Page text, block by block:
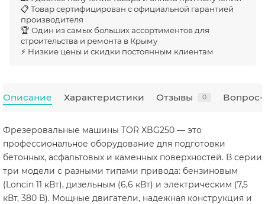
📋 Товар сертифицирован с официальной гарантией
производителя
🏆 Один из самых больших ассортиментов для
строительства и ремонта в Крыму
⚡ Низкие цены и скидки постоянным клиентам
Описание Характеристики Отзывы 0 Вопрос-
Фрезеровальные машины TOR XBG250 — это
профессиональное оборудование для подготовки
бетонных, асфальтовых и каменных поверхностей. В серии
три модели с разными типами привода: бензиновым
(Loncin 11 кВт), дизельным (6,6 кВт) и электрическим (7,5
кВт, 380 В). Мощные двигатели, надежная конструкция и